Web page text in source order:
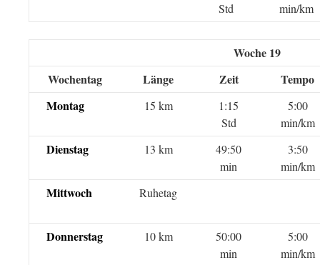
Std
min/km
Woche 19
Wochentag
Länge Zeit
Tempo
Montag
15 km
1:15
Std
5:00
min/km
Dienstag 13 km
49:50
min
3:50
min/km
Mittwoch Ruhetag
Donnerstag 10 km
50:00
min
5:00
min/km